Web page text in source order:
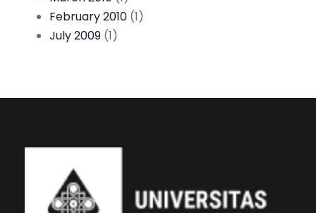
February 2010 (1)
July 2009 (1)